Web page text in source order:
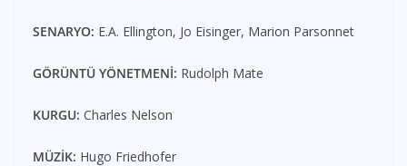
SENARYO: E.A. Ellington, Jo Eisinger, Marion Parsonnet
GÖRÜNTÜ YÖNETMENİ: Rudolph Mate
KURGU: Charles Nelson
MÜZİK: Hugo Friedhofer